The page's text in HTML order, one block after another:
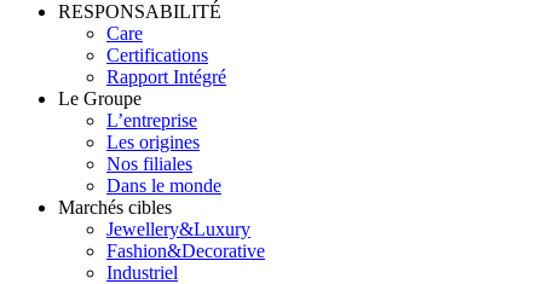
RESPONSABILITÉ
Care
Certifications
Rapport Intégré
Le Groupe
L’entreprise
Les origines
Nos filiales
Dans le monde
Marchés cibles
Jewellery&Luxury
Fashion&Decorative
Industriel